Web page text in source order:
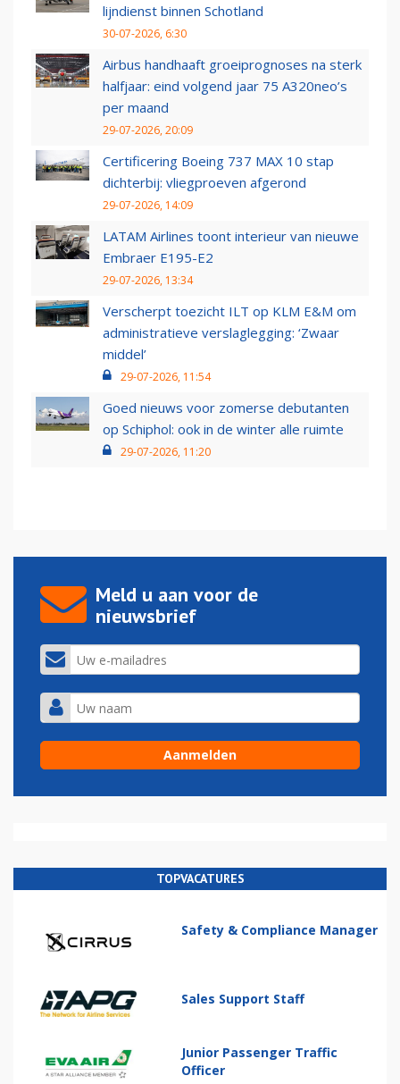
lijndienst binnen Schotland
30-07-2026, 6:30
Airbus handhaaft groeiprognoses na sterk
halfjaar: eind volgend jaar 75 A320neo’s
per maand
29-07-2026, 20:09
Certificering Boeing 737 MAX 10 stap
dichterbij: vliegproeven afgerond
29-07-2026, 14:09
LATAM Airlines toont interieur van nieuwe
Embraer E195-E2
29-07-2026, 13:34
Verscherpt toezicht ILT op KLM E&M om
administratieve verslaglegging: ‘Zwaar
middel’
29-07-2026, 11:54
Goed nieuws voor zomerse debutanten
op Schiphol: ook in de winter alle ruimte
29-07-2026, 11:20
Meld u aan voor de
nieuwsbrief
TOPVACATURES
Safety & Compliance Manager
Sales Support Staff
Junior Passenger Traffic
Officer